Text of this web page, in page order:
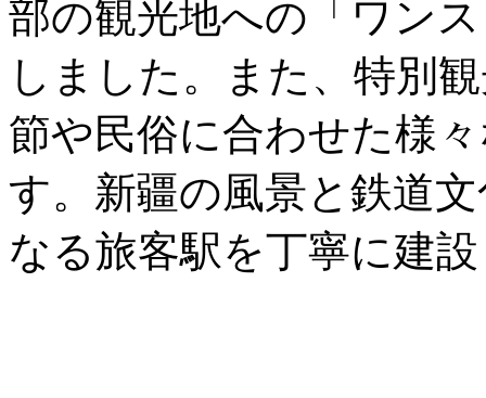
部の観光地への「ワン
しました。また、特別
節や民俗に合わせた様
す。新疆の風景と鉄道
なる旅客駅を丁寧に建